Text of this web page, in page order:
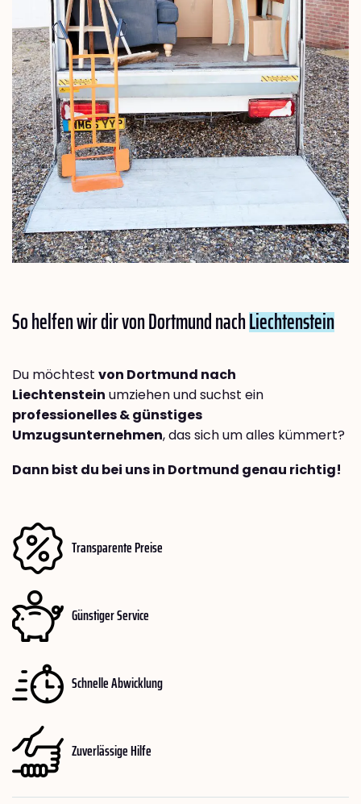
So helfen wir dir von Dortmund nachLiechtenstein
Du möchtest von Dortmund nach
Liechtenstein umziehen und suchst ein
professionelles & günstiges
Umzugsunternehmen, das sich um alles kümmert?
Dann bist du bei uns in Dortmund genau richtig!
Transparente Preise
Günstiger Service
Schnelle Abwicklung
Zuverlässige Hilfe